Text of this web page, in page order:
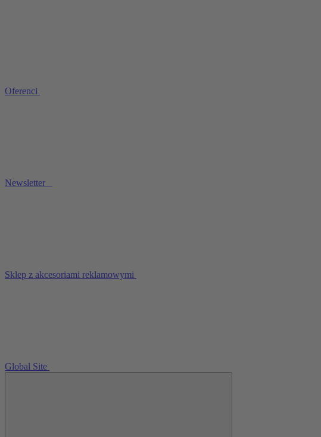
Oferenci
Newsletter
Sklep z akcesoriami reklamowymi
Global Site